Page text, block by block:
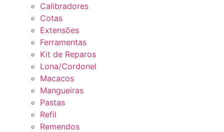
Calibradores
Cotas
Extensões
Ferramentas
Kit de Reparos
Lona/Cordonel
Macacos
Mangueiras
Pastas
Refil
Remendos